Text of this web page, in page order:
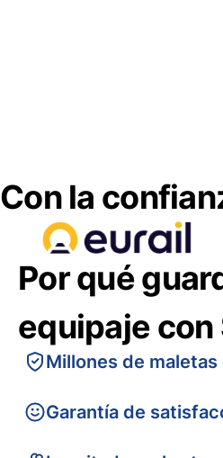
Con la
Por qué
equipaje con
Millones de
Garantía de